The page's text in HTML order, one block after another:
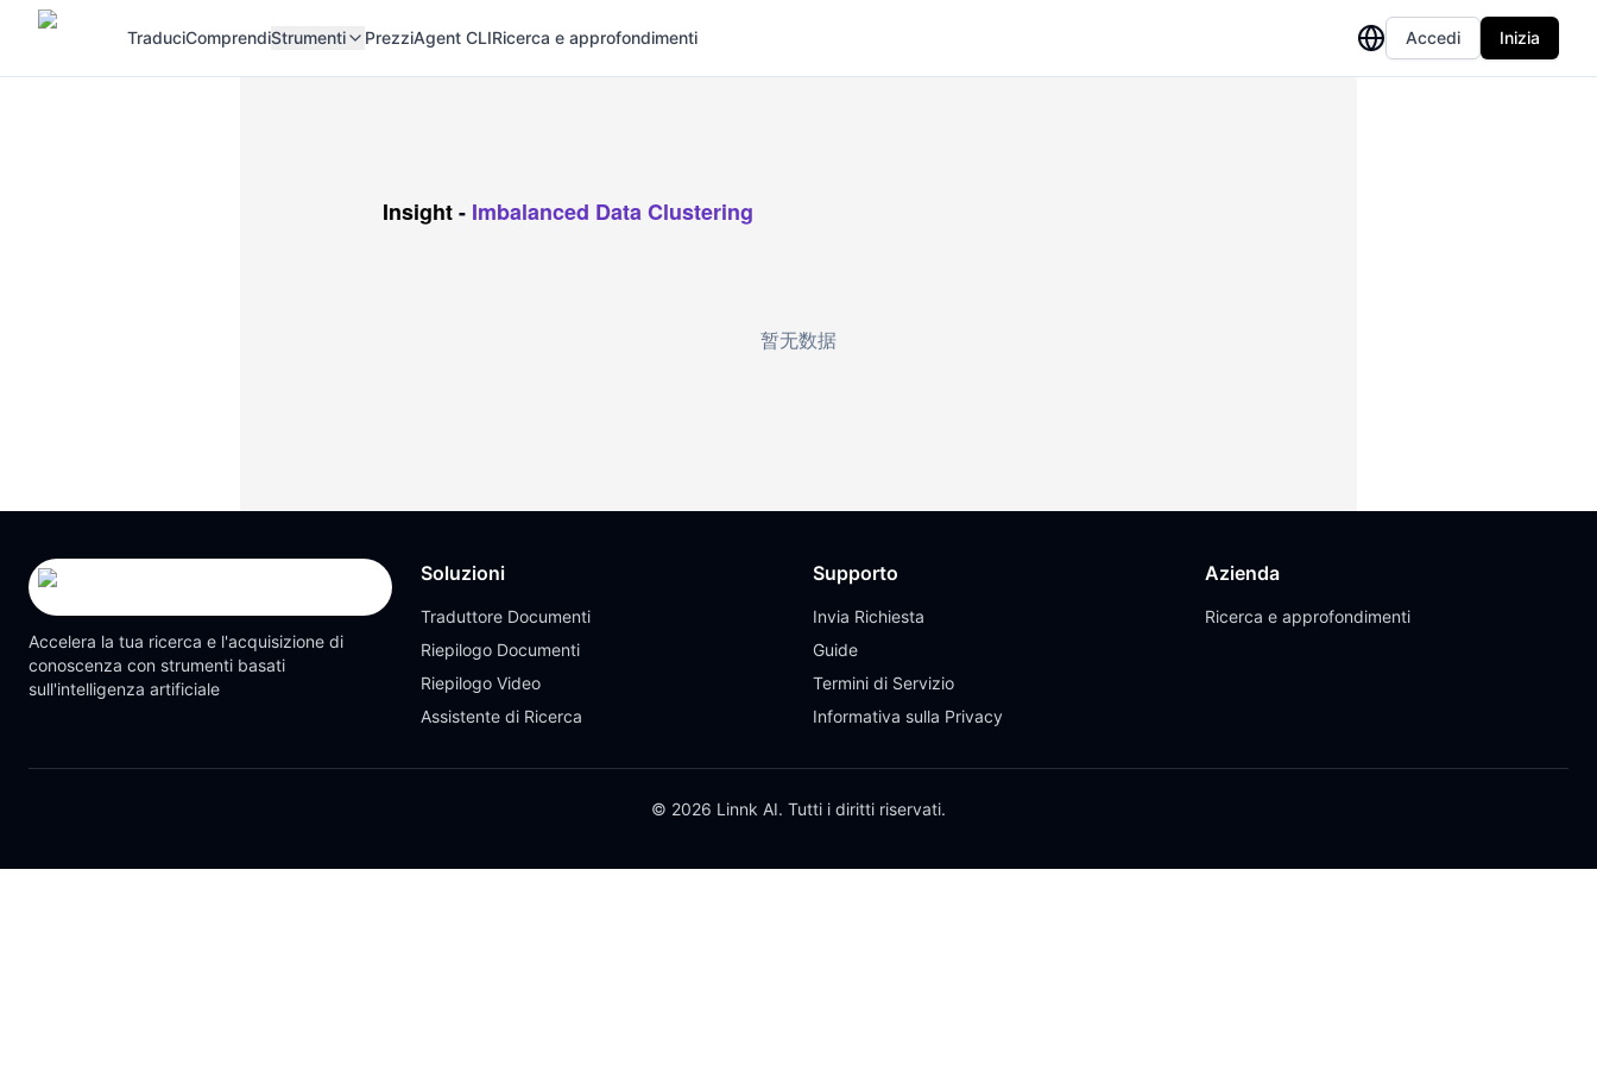
TraduciComprendiStrumenti PrezziAgent CLIRicerca e approfondimenti Accedi Inizia
Insight- Imbalanced Data Clustering
暂无数据
Accelera la tua ricerca e l'acquisizione di
conoscenza con strumenti basati
sull'intelligenza artificiale
Soluzioni
Traduttore Documenti
Riepilogo Documenti
Riepilogo Video
Assistente di Ricerca
Supporto
Invia Richiesta
Guide
Termini di Servizio
Informativa sulla Privacy
Azienda
Ricerca e approfondimenti
© 2026 Linnk AI. Tutti i diritti riservati.